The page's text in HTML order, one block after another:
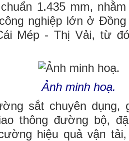
1.435 mm,
nghiệp lớn ở
Mép - Thị Vải, từ
Ảnh minh hoạ.
sắt chuyên dụng,
thông đường bộ,
hiệu quả vận